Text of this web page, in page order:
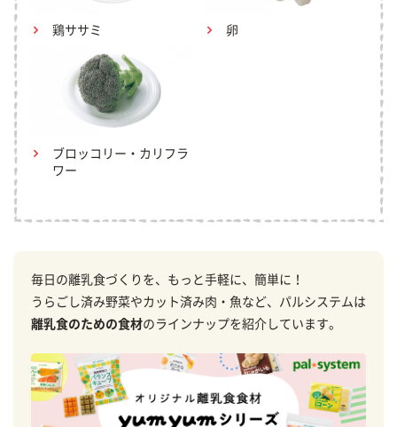
鶏ササミ 卵
ブロッコリー・カリフラ
ワー
毎日の離乳食づくりを、もっと手軽に、簡単に！
うらごし済み野菜やカット済み肉・魚など、パルシステムは
離乳食のための食材のラインナップを紹介しています。